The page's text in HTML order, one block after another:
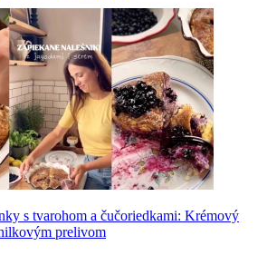
s tvarohom a čučoriedkami: Krémový
prelivom